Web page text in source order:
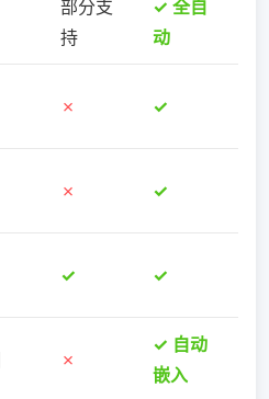
部分支
持
✓ 全自
动
✗ ✓
✗ ✓
✓ ✓
✗
✓ 自动
嵌入